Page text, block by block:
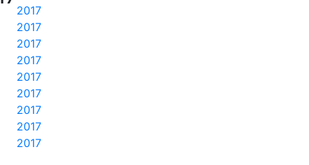
2017
2017
2017
2017
2017
2017
2017
2017
2017